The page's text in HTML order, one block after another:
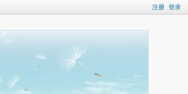
注册 登录